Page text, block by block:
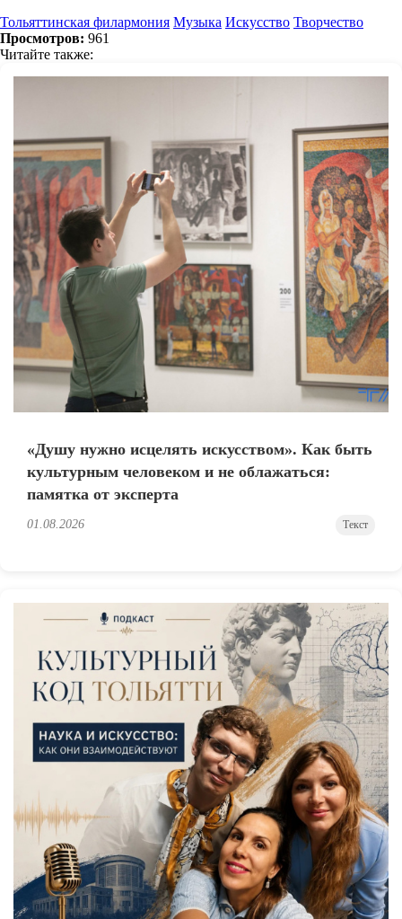
Тольяттинская филармония Музыка Искусство Творчество
Просмотров: 961
Читайте также:
«Душу нужно исцелять искусством». Как быть
культурным человеком и не облажаться:
памятка от эксперта
01.08.2026 Текст